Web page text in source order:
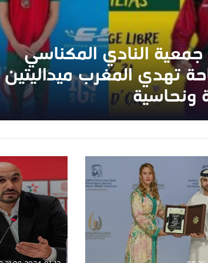
النادي المكناسي
تهدي المغرب ميداليتين
ونحاسية
النادي المكناسي
تهدي المغرب ميداليتين
ونحاسية